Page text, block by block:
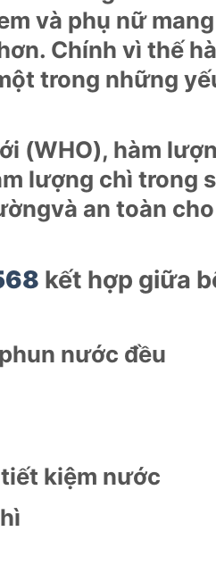
và phụ nữ
Chính vì thế
trong những
(WHO), hàm
lượng chì trong
an toàn
kết hợp giữa
nước đều
kiệm nước